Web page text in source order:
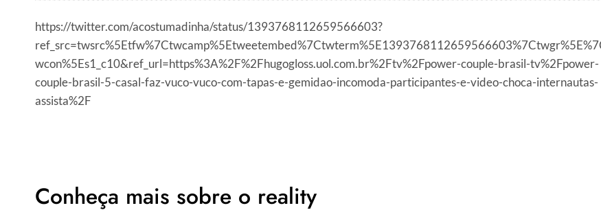
https://twitter.com/acostumadinha/status/1393768112659566603?
wcon%5Es1_c10&ref_url=https%3A%2F%2Fhugogloss.uol.com.br%2Ftv%2Fpower-couple-brasil-tv%2Fpower-
couple-brasil-5-casal-faz-vuco-vuco-com-tapas-e-gemidao-incomoda-participantes-e-video-choca-internautas-
assista%2F
Conheça mais sobre o reality